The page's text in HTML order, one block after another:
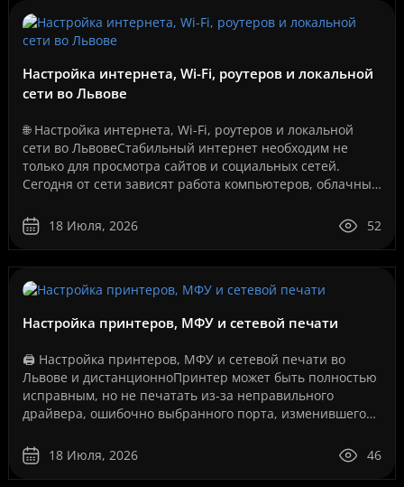
Настройка интернета, Wi-Fi, роутеров и локальной
сети во Львове
🌐 Настройка интернета, Wi-Fi, роутеров и локальной
сети во ЛьвовеСтабильный интернет необходим не
только для просмотра сайтов и социальных сетей.
Сегодня от сети зависят работа компьютеров, облачные
18 Июля, 2026
52
Настройка принтеров, МФУ и сетевой печати
🖨️ Настройка принтеров, МФУ и сетевой печати во
Львове и дистанционноПринтер может быть полностью
исправным, но не печатать из-за неправильного
драйвера, ошибочно выбранного порта, изменившегося
соединение..
18 Июля, 2026 46